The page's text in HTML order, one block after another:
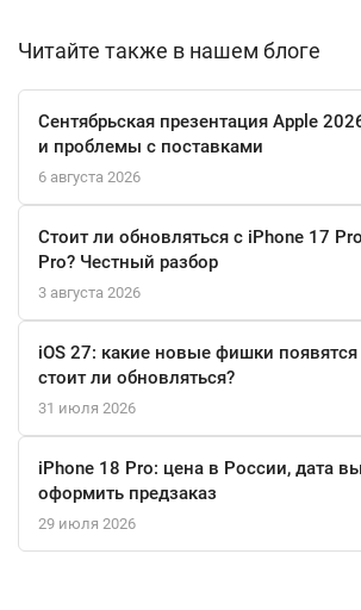
автофокусом и ночным режимом идеально
Связь будущего уже здесь: поддержка
корпуса IP68 позволяет не переживать из-
дождя или случайных брызг. Встроенный
интеллект Apple Intelligence помогает в
делая взаимодействие с устройством по-
интуитивным.
быстрой подзарядки. Внушительного
лихвой хватит для обширной медиатеки,
тысяч фотографий в максимальном
Читайте также в нашем блоге
Сентябрьская презентация Apple
и проблемы с поставками
6 августа 2026
Стоит ли обновляться с iPhone 17
Pro? Честный разбор
3 августа 2026
iOS 27: какие новые фишки появятся
стоит ли обновляться?
31 июля 2026
iPhone 18 Pro: цена в России, дата
оформить предзаказ
29 июля 2026